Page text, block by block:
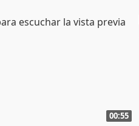
00:55